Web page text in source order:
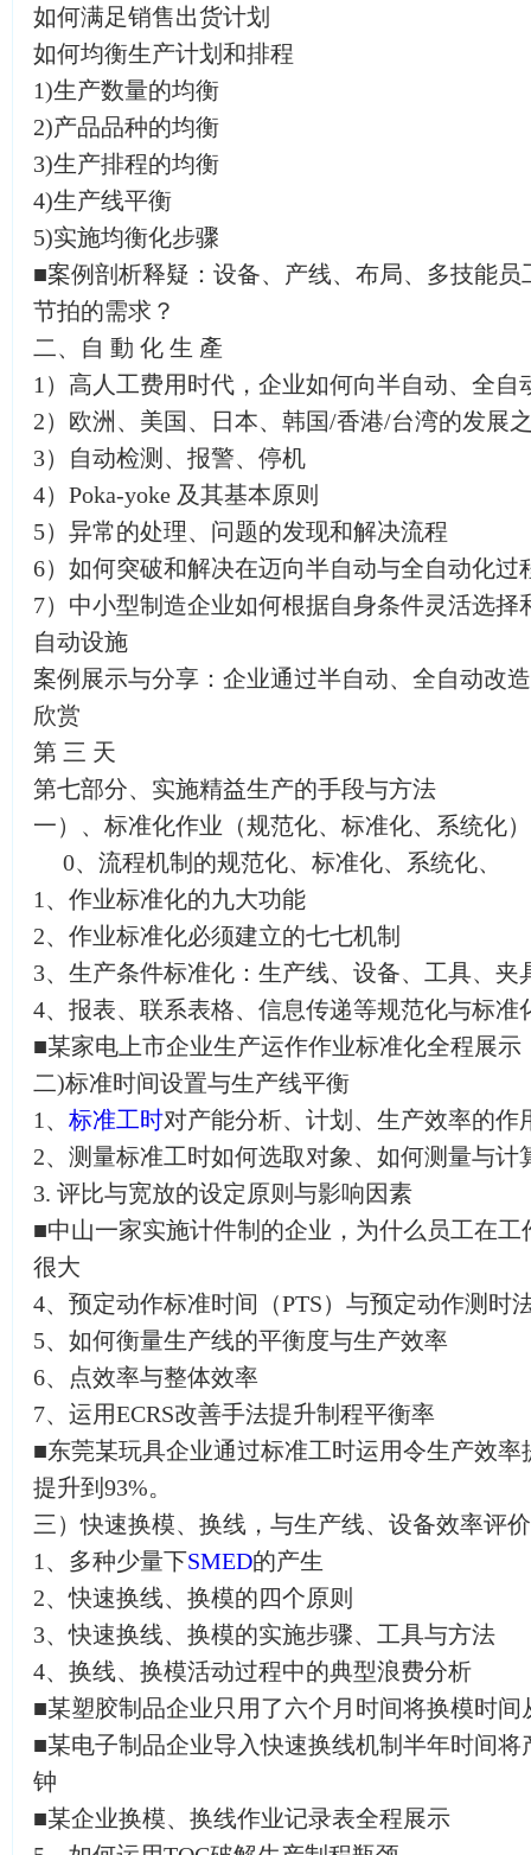
如何满足销售出货计划
如何均衡生产计划和排程
1)生产数量的均衡
2)产品品种的均衡
3)生产排程的均衡
4)生产线平衡
5)实施均衡化步骤
■案例剖析释疑：设备、产线、布局、多技能
节拍的需求？
二、自 動 化 生 產
1）高人工费用时代，企业如何向半自动、全自
2）欧洲、美国、日本、韩国/香港/台湾的发展
3）自动检测、报警、停机
4）Poka-yoke 及其基本原则
5）异常的处理、问题的发现和解决流程
6）如何突破和解决在迈向半自动与全自动化过
7）中小型制造企业如何根据自身条件灵活选择
自动设施
案例展示与分享：企业通过半自动、全自动改
欣赏
第 三 天
第七部分、实施精益生产的手段与方法
一）、标准化作业（规范化、标准化、系统化）
0、流程机制的规范化、标准化、系统化、
1、作业标准化的九大功能
2、作业标准化必须建立的七七机制
3、生产条件标准化：生产线、设备、工具、夹
4、报表、联系表格、信息传递等规范化与标准
■某家电上市企业生产运作作业标准化全程展示
二)标准时间设置与生产线平衡
1、 标准工时对产能分析、计划、生产效率的作
2、测量标准工时如何选取对象、如何测量与计
3. 评比与宽放的设定原则与影响因素
■中山一家实施计件制的企业，为什么员工在
很大
4、预定动作标准时间（PTS）与预定动作测时
5、如何衡量生产线的平衡度与生产效率
6、点效率与整体效率
7、运用ECRS改善手法提升制程平衡率
■东莞某玩具企业通过标准工时运用令生产效率
提升到93%。
三）快速换模、换线，与生产线、设备效率评价
1、多种少量下SMED的产生
2、快速换线、换模的四个原则
3、快速换线、换模的实施步骤、工具与方法
4、换线、换模活动过程中的典型浪费分析
■某塑胶制品企业只用了六个月时间将换模时间
■某电子制品企业导入快速换线机制半年时间
钟
■某企业换模、换线作业记录表全程展示